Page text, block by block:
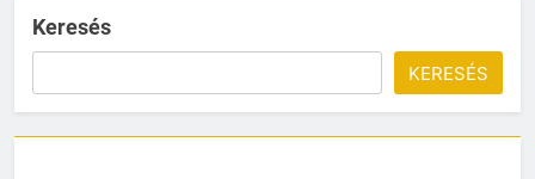
Keresés
KERESÉS